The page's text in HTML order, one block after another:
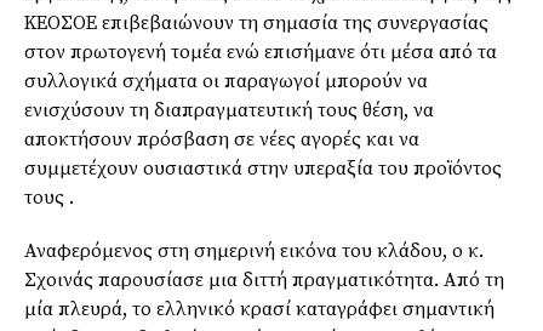
ΚΕΟΣΟΕ επιβεβαιώνουν τη σημασία της συνεργασίας
στον πρωτογενή τομέα ενώ επισήμανε ότι μέσα από τα
συλλογικά σχήματα οι παραγωγοί μπορούν να
ενισχύσουν τη διαπραγματευτική τους θέση, να
αποκτήσουν πρόσβαση σε νέες αγορές και να
συμμετέχουν ουσιαστικά στην υπεραξία του προϊόντος
τους .
Αναφερόμενος στη σημερινή εικόνα του κλάδου, ο κ.
Σχοινάς παρουσίασε μια διττή πραγματικότητα. Από τη
μία πλευρά, το ελληνικό κρασί καταγράφει σημαντική